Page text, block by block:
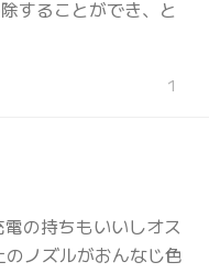
することができ、と
1
の持ちもいいしオス
ノズルがおんなじ色